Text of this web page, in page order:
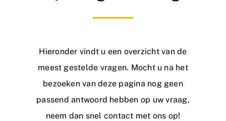
Hieronder vindt u een overzicht van de
meest gestelde vragen. Mocht u na het
bezoeken van deze pagina nog geen
passend antwoord hebben op uw vraag,
neem dan snel contact met ons op!